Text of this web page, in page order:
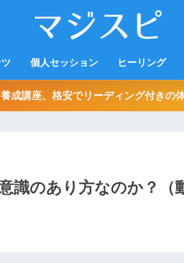
個人セッション ヒーリング
成講座、格安でリーディング付きの
識のあり方なのか？（